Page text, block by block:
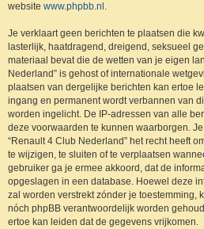
website www.phpbb.nl .
Je verklaart geen berichten te plaatsen die
lasterlijk, haatdragend, dreigend, seksueel
materiaal bevat die de wetten van je eigen
Nederland” is gehost of internationale
plaatsen van dergelijke berichten kan ertoe
ingang en permanent wordt verbannen van
worden ingelicht. De IP-adressen van alle
deze voorwaarden te kunnen waarborgen.
“Renault 4 Club Nederland” het recht heeft
te wijzigen, te sluiten of te verplaatsen
gebruiker ga je ermee akkoord, dat de
opgeslagen in een database. Hoewel deze
zal worden verstrekt zónder je toestemming,
nóch phpBB verantwoordelijk worden
ertoe kan leiden dat de gegevens vrijkomen.